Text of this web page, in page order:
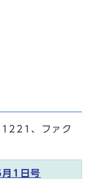
、ファク
1日号